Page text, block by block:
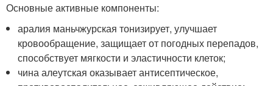
Основные активные компоненты:
аралия маньчжурская тонизирует, улучшает
кровообращение, защищает от погодных перепадов,
способствует мягкости и эластичности клеток;
чина алеутская оказывает антисептическое,